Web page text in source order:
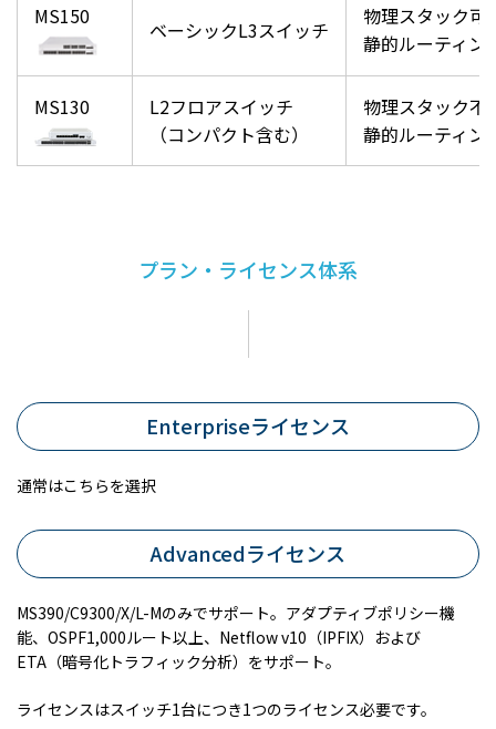
MS150
ベーシックL3スイッチ
物理スタック可
静的ルーティン
MS130
L2フロアスイッチ
（コンパクト含む）
物理スタック不
静的ルーティン
プラン・ライセンス体系
Enterpriseライセンス
通常はこちらを選択
Advancedライセンス
MS390/C9300/X/L-Mのみでサポート。アダプティブポリシー機
能、OSPF1,000ルート以上、Netflow v10（IPFIX）および
ETA（暗号化トラフィック分析）をサポート。
ライセンスはスイッチ1台につき1つのライセンス必要です。